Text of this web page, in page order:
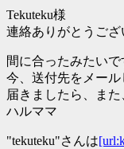
Tekuteku様
連絡ありがとうござ
間に合ったみたいで
今、送付先をメール
届きましたら、また
ハルママ
"tekuteku"さんは